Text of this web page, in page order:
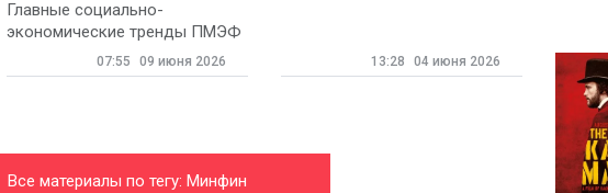
Главные социально-
экономические тренды ПМЭФ
07:55 09 июня 2026 13:28 04 июня 2026
Все материалы по тегу: Минфин